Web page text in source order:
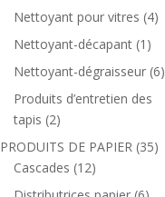
Nettoyant pour vitres (4)
Nettoyant-décapant (1)
Nettoyant-dégraisseur (6)
Produits d’entretien des
tapis (2)
PRODUITS DE PAPIER (35)
Cascades (12)